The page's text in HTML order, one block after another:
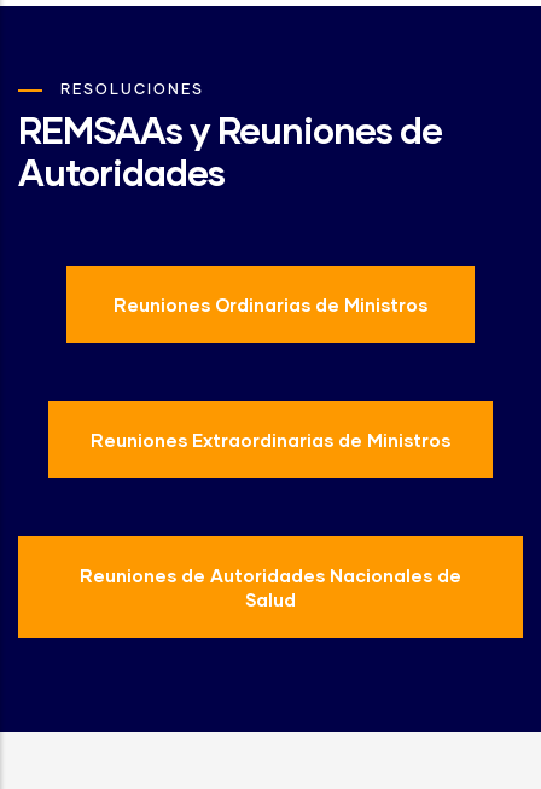
RESOLUCIONES
REMSAAs y Reuniones de
Autoridades
Reuniones Ordinarias de Ministros
Reuniones Extraordinarias de Ministros
Reuniones de Autoridades Nacionales de
Salud